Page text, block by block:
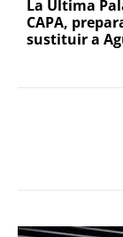
La Última
CAPA,
sustituir a